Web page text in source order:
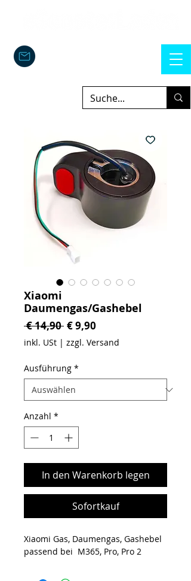
Xiaomi
Daumengas/Gashebel
€ 14,90 Standardpreis
€ 9,90
inkl. USt | zzgl. Versand
Ausführung *
Anzahl *
In den Warenkorb legen
Sofortkauf
Xiaomi Gas, Daumengas, Gashebel
passend bei M365, Pro, Pro 2